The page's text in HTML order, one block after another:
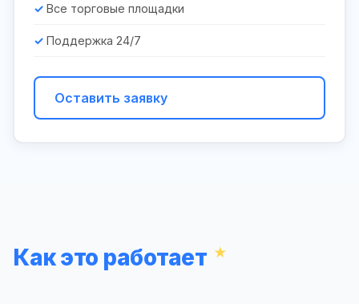
Все торговые площадки
Поддержка 24/7
Оставить заявку
Как это работает